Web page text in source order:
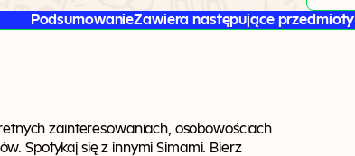
PodsumowanieZawiera następujące przedmioty
zainteresowaniach, osobowościach
Spotykaj się z innymi Simami. Bierz